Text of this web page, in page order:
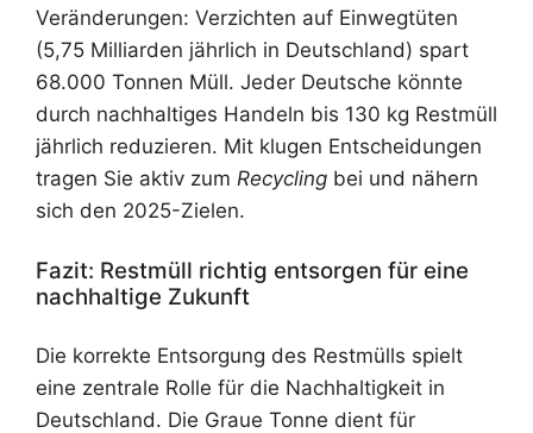
Veränderungen: Verzichten auf Einwegtüten
(5,75 Milliarden jährlich in Deutschland) spart
68.000 Tonnen Müll. Jeder Deutsche könnte
durch nachhaltiges Handeln bis 130 kg Restmüll
jährlich reduzieren. Mit klugen Entscheidungen
tragen Sie aktiv zum Recycling bei und nähern
sich den 2025-Zielen.
Fazit: Restmüll richtig entsorgen für eine
nachhaltige Zukunft
Die korrekte Entsorgung des Restmülls spielt
eine zentrale Rolle für die Nachhaltigkeit in
Deutschland. Die Graue Tonne dient für